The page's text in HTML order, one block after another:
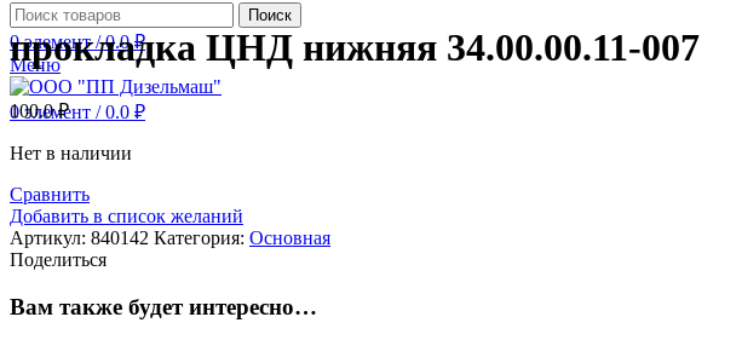
Поиск
0элемент / 0.0₽
Меню
0элемент / 0.0 ₽
прокладка ЦНД нижняя 34.00.00.11-007
100.0₽
Нет в наличии
Сравнить
Добавить в список желаний
Артикул: 840142 Категория: Основная
Поделиться
Вам также будет интересно…